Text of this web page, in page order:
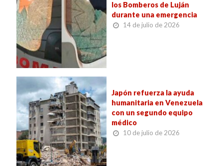
los Bomberos de Luján
durante una emergencia
14 de julio de 2026
Japón refuerza la ayuda
humanitaria en Venezuela
con un segundo equipo
médico
10 de julio de 2026